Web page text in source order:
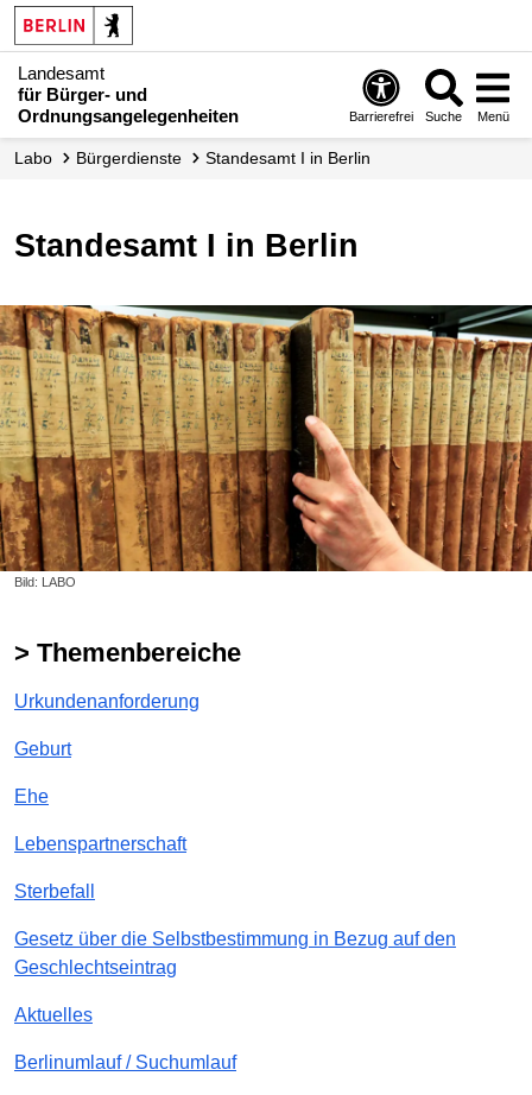
Landesamt
für Bürger- und
Ordnungsangelegenheiten
Barrierefrei Suche Menü
Labo Bürgerdienste Standesamt I in Berlin
Standesamt I in Berlin
Bild: LABO
> Themenbereiche
Urkundenanforderung
Geburt
Ehe
Lebenspartnerschaft
Sterbefall
Gesetz über die Selbstbestimmung in Bezug auf den
Geschlechtseintrag
Aktuelles
Berlinumlauf / Suchumlauf